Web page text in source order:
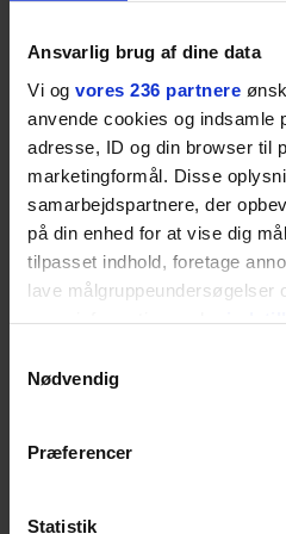
Ansvarlig brug af dine data
Vi og vores 236 partnere
anvende cookies og indsamle
adresse, ID og din browser til
marketingformål. Disse
samarbejdspartnere, der
på din enhed for at vise dig
tilpasset indhold, foretage
lave målgruppeundersøgelser
tilbage eller ændre indstillinger
"Cookiedeklaration", eller ved
Nødvendig
Præferencer
Statistik
MENNESKER
Fra alkohol i
skal du høre
forelsker sig i pigen,
finder den lykkelige